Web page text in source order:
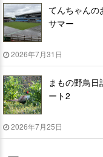
てんちゃんの
サマー
2026年7月31日
まもの野鳥
ート2
2026年7月25日